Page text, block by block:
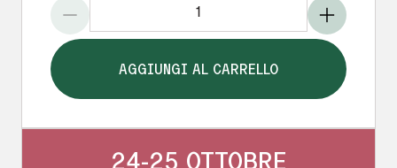
AGGIUNGI AL CARRELLO
24-25 OTTOBRE